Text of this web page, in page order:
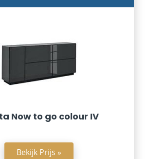
Now to go colour IV
Bekijk Prijs »